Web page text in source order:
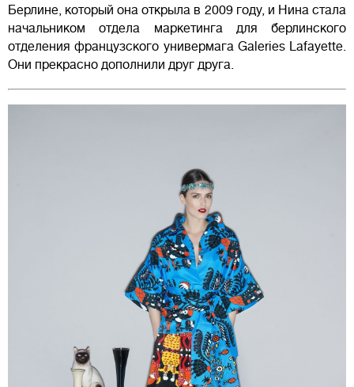
Берлине, который она открыла в 2009 году, и Нина стала
начальником отдела маркетинга для берлинского
отделения французского универмага Galeries Lafayette.
Они прекрасно дополнили друг друга.